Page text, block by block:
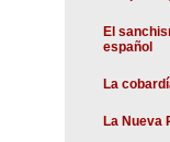
El
español
La
La Nueva